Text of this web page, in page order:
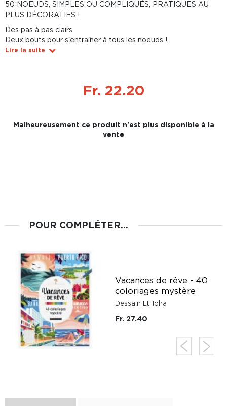
50 NOEUDS, SIMPLES OU COMPLIQUÉS, PRATIQUES AU
PLUS DÉCORATIFS !
Des pas à pas clairs
Deux bouts pour s'entraîner à tous les noeuds !
Lire la suite
Fr. 22.20
Malheureusement ce produit n'est plus disponible à la
vente
POUR COMPLÉTER...
Vacances de rêve - 40
coloriages mystère
Dessain Et Tolra
Fr. 27.40